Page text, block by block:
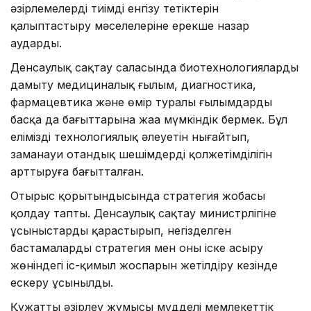
әзірлемелерді тиімді енгізу тетіктерін
қалыптастыру мәселелеріне ерекше назар
аударды.
Денсаулық сақтау саласында биотехнологияларды
дамыту медициналық ғылым, диагностика,
фармацевтика және өмір туралы ғылымдардың
басқа да бағыттарына жаңа мүмкіндік бермек. Бұл
еліміздің технологиялық әлеуетін нығайтып,
заманауи отандық шешімдердің қолжетімділігін
арттыруға бағытталған.
Отырыс қорытындысында стратегия жобасы
қолдау тапты. Денсаулық сақтау министрлігіне
ұсыныстарды қарастырып, негізделген
бастамаларды стратегия мен оны іске асыру
жөніндегі іс-қимыл жоспарын жетілдіру кезінде
ескеру ұсынылды.
Құжатты әзірлеу жұмысы мүдделі мемлекеттік